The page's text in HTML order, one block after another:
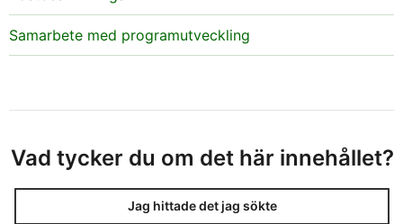
Samarbete med programutveckling
Vad tycker du om det här innehållet?
Jag hittade det jag sökte